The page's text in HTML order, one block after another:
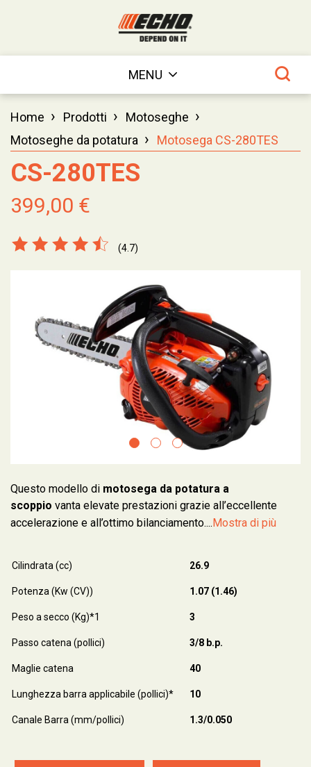
MENU
Home › Prodotti › Motoseghe ›
Motoseghe da potatura › Motosega CS-280TES
CS-280TES
399,00 €
(4.7)
Questo modello di motosega da potatura a
scoppio vanta elevate prestazioni grazie all’eccellente
accelerazione e all’ottimo bilanciamento.... Mostra di più
Cilindrata (cc) 26.9
Potenza (Kw (CV)) 1.07 (1.46)
Peso a secco (Kg)*1 3
Passo catena (pollici) 3/8 b.p.
Maglie catena 40
Lunghezza barra applicabile (pollici)* 10
Canale Barra (mm/pollici) 1.3/0.050